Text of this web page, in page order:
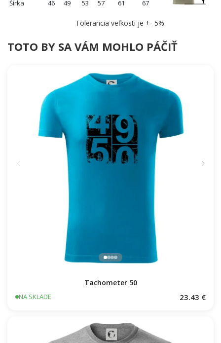
Šírka 46 49 53 57 61 67
Tolerancia veľkosti je +- 5%
TOTO BY SA VÁM MOHLO PÁČIŤ
Tachometer 50
NA SKLADE 23.43 €